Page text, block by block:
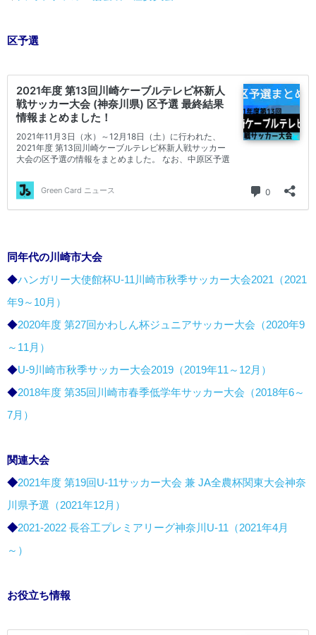
区予選
同年代の川崎市大会
◆ハンガリー大使館杯U-11川崎市秋季サッカー大会2021（2021
年9～10月）
◆2020年度 第27回かわしん杯ジュニアサッカー大会（2020年9
～11月）
◆U-9川崎市秋季サッカー大会2019（2019年11～12月）
◆2018年度 第35回川崎市春季低学年サッカー大会（2018年6～
7月）
関連大会
◆2021年度 第19回U-11サッカー大会 兼 JA全農杯関東大会神奈
川県予選（2021年12月）
◆2021-2022 長谷工プレミアリーグ神奈川U-11（2021年4月
～）
お役立ち情報